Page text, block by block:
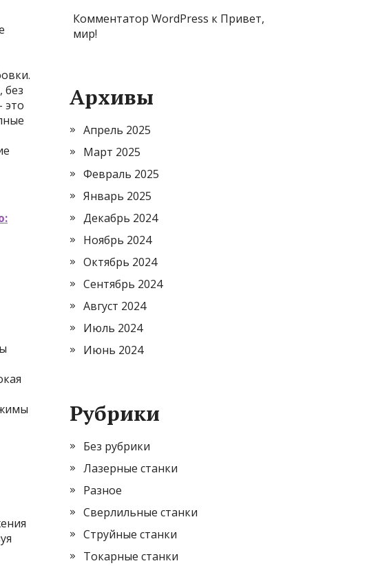
без
это
Комментатор WordPress к Привет,
мир!
Архивы
Апрель 2025
Март 2025
Февраль 2025
Январь 2025
Декабрь 2024
Ноябрь 2024
Октябрь 2024
Сентябрь 2024
Август 2024
Июль 2024
Июнь 2024
Рубрики
Без рубрики
Лазерные станки
Разное
Сверлильные станки
Струйные станки
Токарные станки